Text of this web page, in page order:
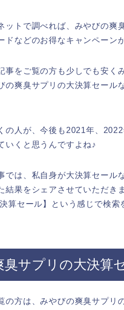
ットで調べれば、みやびの爽
ドなどのお得なキャンペーン
事をご覧の方も少しでも安く
の爽臭サプリの大決算セール
の人が、今後も2021年、
いくと思うんですよね♪
では、私自身が大決算セール
結果をシェアさせていただき
算セール】という感じで検索
サプリの大決算
の方は、みやびの爽臭サプリ